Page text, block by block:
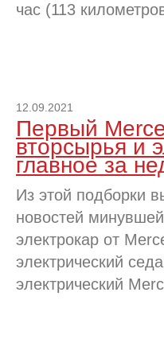
час (113
12.09.2021
Первый
вторсырья и
главное за
Из этой подборки
новостей
электрокар от
электрический
электрический